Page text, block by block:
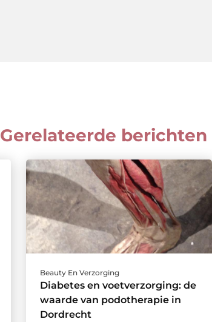
Gerelateerde berichten
Beauty En Verzorging
Diabetes en voetverzorging: de
waarde van podotherapie in
Dordrecht